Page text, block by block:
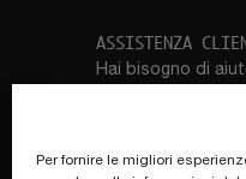
Per fornire le migliori
ASSISTENZA
Hai bisogno di